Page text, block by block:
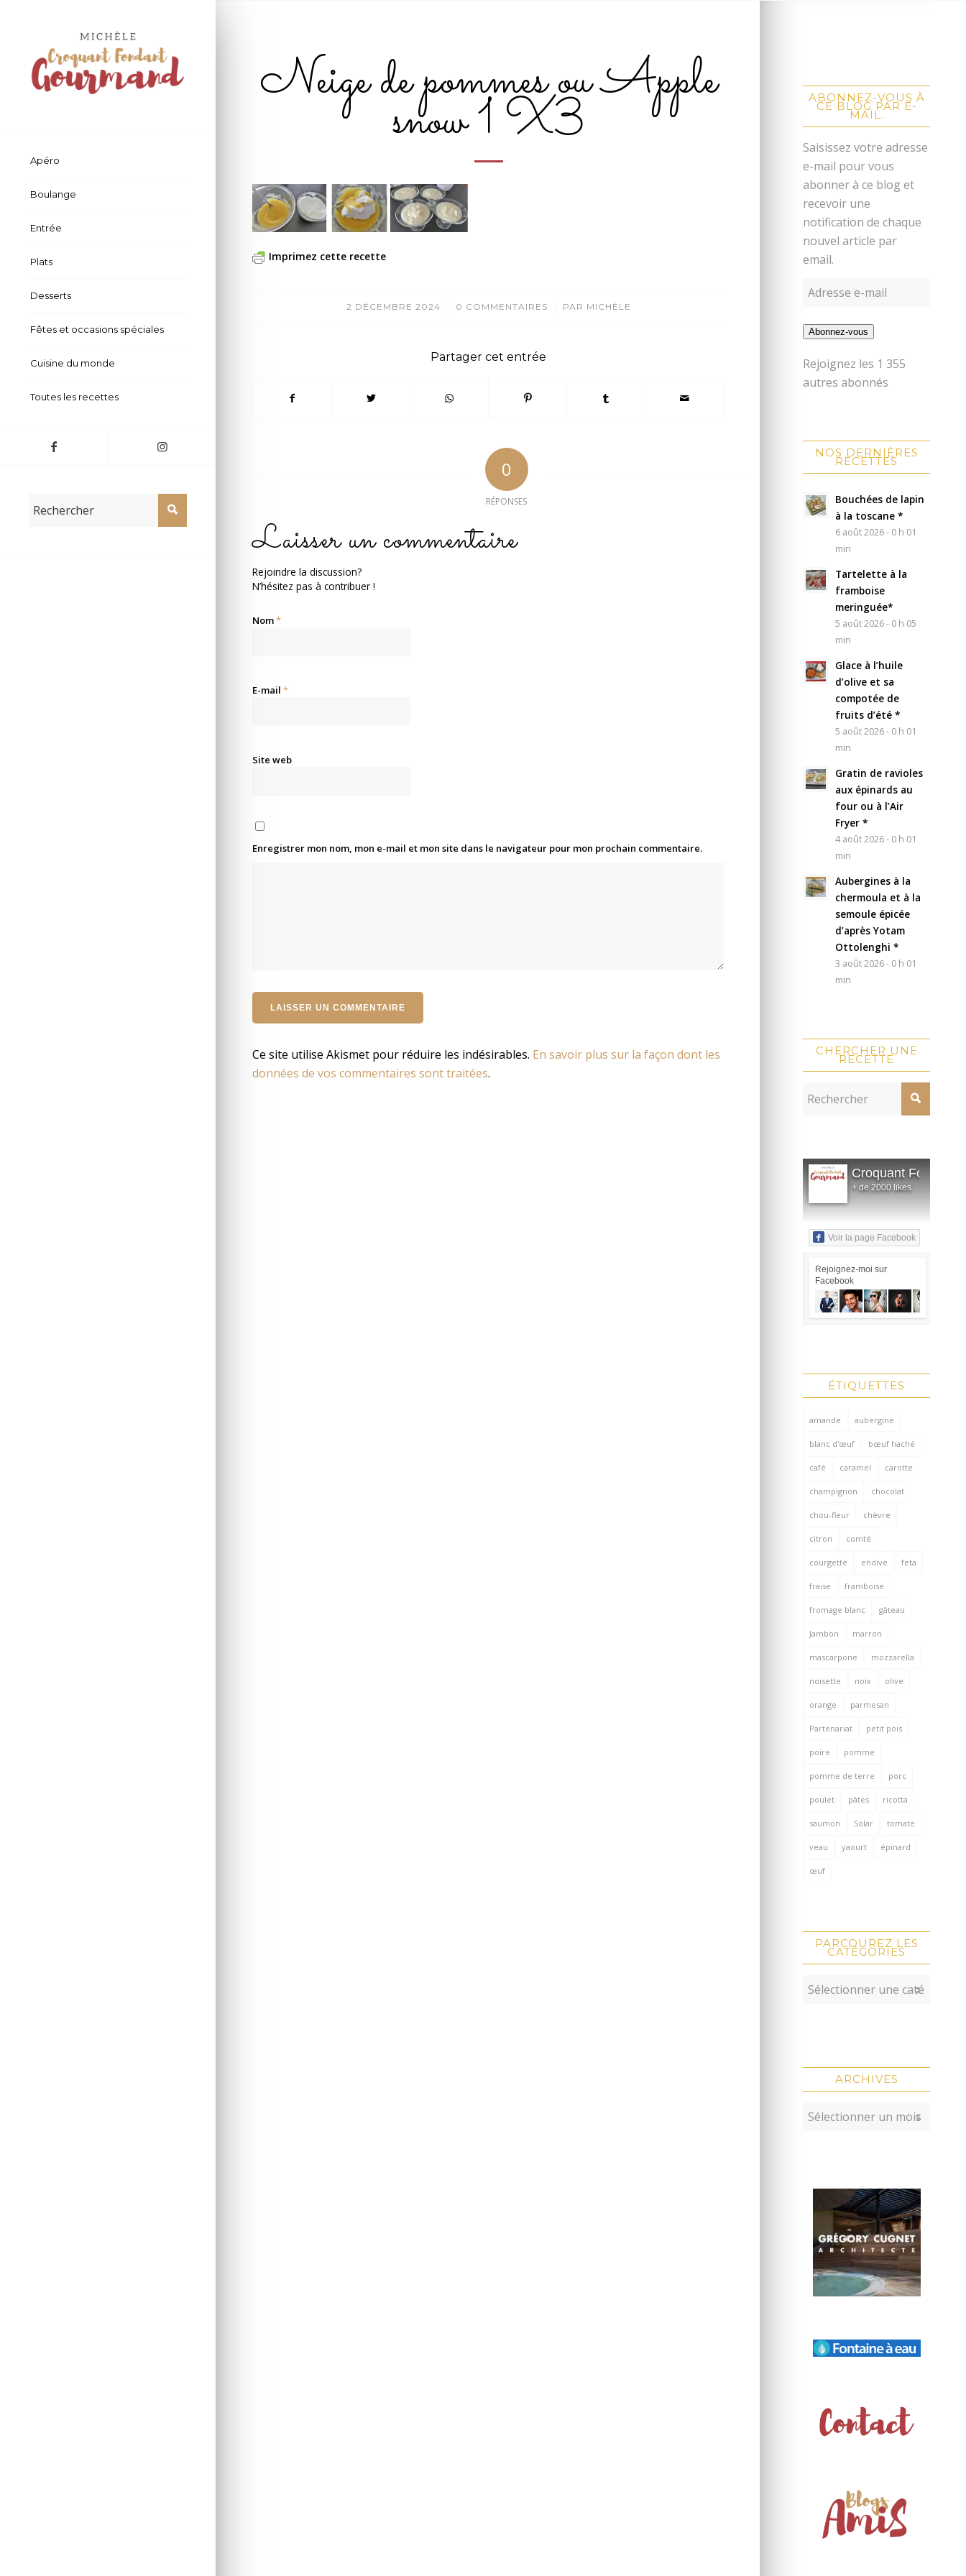
Apéro
Boulange
Entrée
Plats
Desserts
Fêtes et occasions spéciales
Cuisine du monde
Toutes les recettes
Neige de pommes ou Apple
snow 1 X3
Imprimez cette recette
2 DÉCEMBRE 2024
/ 0 COMMENTAIRES
/ PAR MICHÈLE
Partager cet entrée
0
RÉPONSES
Laisser un commentaire
Rejoindre la discussion?
N’hésitez pas à contribuer !
Nom*
E-mail *
Site web
Enregistrer mon nom, mon e-mail et mon site dans le navigateur pour mon prochain commentaire.
Ce site utilise Akismet pour réduire les indésirables. En savoir plus sur la façon dont les
données de vos commentaires sont traitées.
ABONNEZ-VOUS À
CE BLOG PAR E-
MAIL.
Saisissez votre adresse
e-mail pour vous
abonner à ce blog et
recevoir une
notification de chaque
nouvel article par
email.
Abonnez-vous
Rejoignez les 1 355
autres abonnés
NOS DERNIÈRES
RECETTES
Bouchées de lapin
à la toscane *
6 août 2026 - 0 h 01
min
Tartelette à la
framboise
meringuée*
5 août 2026 - 0 h 05
min
Glace à l’huile
d’olive et sa
compotée de
fruits d’été *
5 août 2026 - 0 h 01
min
Gratin de ravioles
aux épinards au
four ou à l’Air
Fryer *
4 août 2026 - 0 h 01
min
Aubergines à la
chermoula et à la
semoule épicée
d’après Yotam
Ottolenghi *
3 août 2026 - 0 h 01
min
CHERCHER UNE
RECETTE
Croquant Fondant
+ de 2000 likes
Voir la page Facebook
Rejoignez-moi sur
Facebook
ÉTIQUETTES
amande aubergine
blanc d'œuf bœuf haché
café caramel carotte
champignon chocolat
chou-fleur chèvre
citron comté
courgette endive feta
fraise framboise
fromage blanc gâteau
Jambon marron
mascarpone mozzarella
noisette noix olive
orange parmesan
Partenariat petit pois
poire pomme
pomme de terre porc
poulet pâtes ricotta
saumon Solar tomate
veau yaourt épinard
œuf
PARCOUREZ LES
CATÉGORIES
ARCHIVES